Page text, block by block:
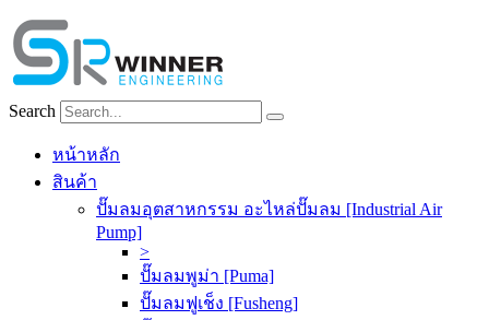
Skip
to
content
Search
หน้าหลัก
สินค้า
ปั๊มลมอุตสาหกรรม อะไหล่ปั๊มลม [Industrial Air
Pump]
>
ปั๊มลมพูม่า [Puma]
ปั๊มลมฟูเช็ง [Fusheng]